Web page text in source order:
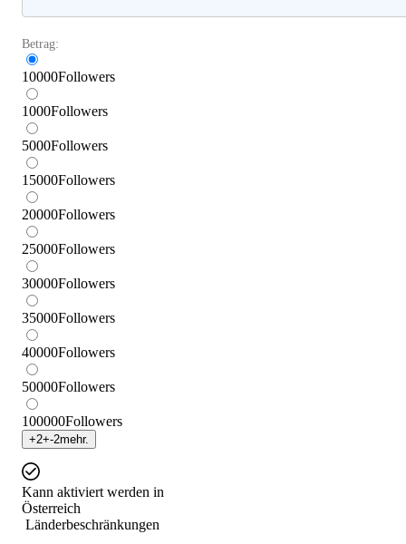
Betrag:
10000Followers
1000Followers
5000Followers
15000Followers
20000Followers
25000Followers
30000Followers
35000Followers
40000Followers
50000Followers
100000Followers
+2+-2mehr.
Kann aktiviert werden in
Österreich
Länderbeschränkungen